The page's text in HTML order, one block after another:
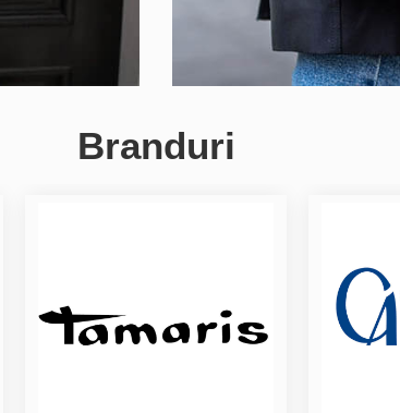
Branduri